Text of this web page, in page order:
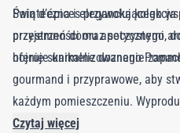
Pain d’épices przywołującego
przyjemności oraz soczystego,
hojnie skarmelizowanego
Świąteczna i elegancka kolekcja
przestrzeń domu apetycznymi
oferuje unikalne doznanie
gourmand i przyprawowe, aby
każdym pomieszczeniu.
powstają z mieszanki wosków
Czytaj więcej